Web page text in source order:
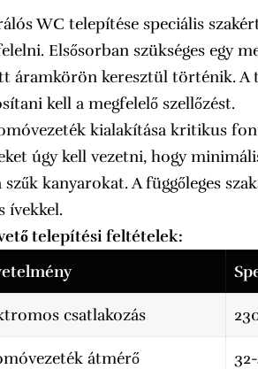
WC telepítése speciális
Elsősorban szükséges egy
áramkörön keresztül történik. A
kell a megfelelő szellőzést.
kialakítása kritikus
úgy kell vezetni, hogy
szűk kanyarokat. A függőleges
ívekkel.
telepítési feltételek:
csatlakozás
átmérő